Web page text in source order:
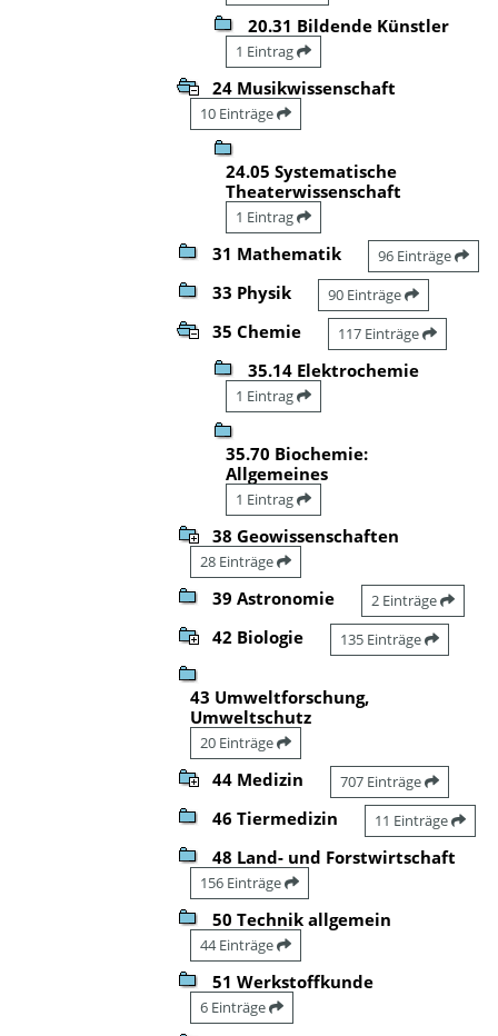
20.31 Bildende Künstler
1 Eintrag
24 Musikwissenschaft
10 Einträge
24.05 Systematische
Theaterwissenschaft
1 Eintrag
31 Mathematik 96 Einträge
33 Physik 90 Einträge
35 Chemie 117 Einträge
35.14 Elektrochemie
1 Eintrag
35.70 Biochemie:
Allgemeines
1 Eintrag
38 Geowissenschaften
28 Einträge
39 Astronomie 2 Einträge
42 Biologie 135 Einträge
43 Umweltforschung,
Umweltschutz
20 Einträge
44 Medizin 707 Einträge
46 Tiermedizin 11 Einträge
48 Land- und Forstwirtschaft
156 Einträge
50 Technik allgemein
44 Einträge
51 Werkstoffkunde
6 Einträge